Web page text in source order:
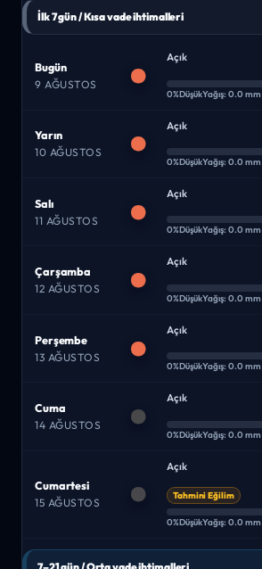
İlk 7 gün / Kısa vade ihtimalleri
Bugün
9 AĞUSTOS
Açık
0%DüşükYağış: 0.0 mm
Yarın
10 AĞUSTOS
Açık
0%DüşükYağış: 0.0 mm
Salı
11 AĞUSTOS
Açık
0%DüşükYağış: 0.0 mm
Çarşamba
12 AĞUSTOS
Açık
0%DüşükYağış: 0.0 mm
Perşembe
13 AĞUSTOS
Açık
0%DüşükYağış: 0.0 mm
Cuma
14 AĞUSTOS
Açık
0%DüşükYağış: 0.0 mm
Cumartesi
15 AĞUSTOS
Açık
Tahmini Eğilim
0%DüşükYağış: 0.0 mm